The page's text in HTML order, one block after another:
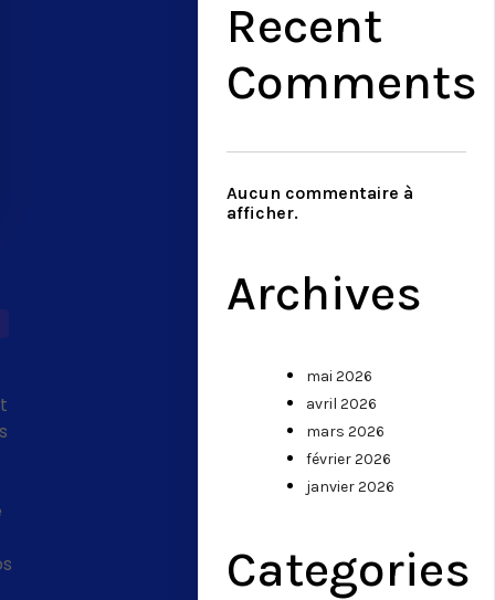
Recent
Comments
Aucun commentaire à
afficher.
Archives
mai 2026
avril 2026
mars 2026
février 2026
janvier 2026
Categories